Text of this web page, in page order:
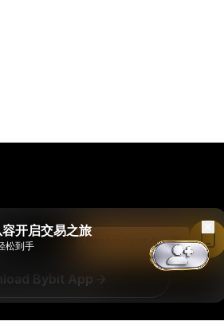
Bybit App
开启交易之旅
松到手 Read in Bybit App